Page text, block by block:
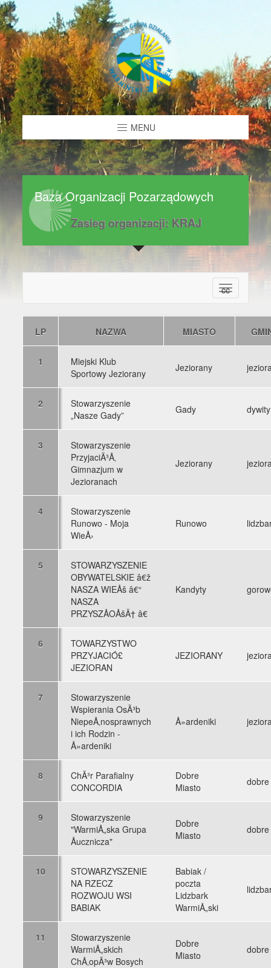
MENU
Baza Organizacji Pozarządowych
Zasieg organizacji: KRAJ
T
o
g
e
v
cc
LP NAZWA MIASTO
1
Miejski Klub
Sportowy Jeziorany
Jeziorany
2
Stowarzyszenie
„Nasze Gady”
Gady dywity
3
Stowarzyszenie
PrzyjaciÃ³Å‚
Gimnazjum w
Jezioranach
Jeziorany
4
Stowarzyszenie
Runowo - Moja
WieÅ›
Runowo
5
STOWARZYSZENIE
OBYWATELSKIE â€ž
NASZA WIEÅš â€“
NASZA
PRZYSZÅOÅšÄ† â€
Kandyty
6
TOWARZYSTWO
PRZYJACIÓ£
JEZIORAN
JEZIORANY
7
Stowarzyszenie
Wspierania OsÃ³b
NiepeÅ‚nosprawnych
i ich Rodzin -
Å»ardeniki
Å»ardeniki
8
ChÃ³r Parafialny
CONCORDIA
Dobre
Miasto
dobre
9
Stowarzyszenie
"WarmiÅ„ska Grupa
Åucznicza"
Dobre
Miasto
dobre
10
STOWARZYSZENIE
NA RZECZ
ROZWOJU WSI
BABIAK
Babiak /
poczta
Lidzbark
WarmiÅ„ski
11
Stowarzyszenie
WarmiÅ„skich
ChÅ‚opÃ³w Bosych
Dobre
Miasto
dobre